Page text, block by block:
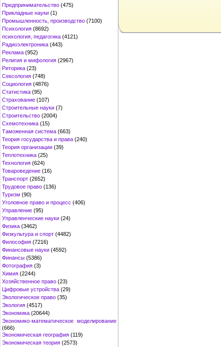
Предпринимательство (475)
Прикладные науки (1)
Промышленность, производство (7100)
Психология (8692)
психология, педагогика (4121)
Радиоэлектроника (443)
Реклама (952)
Религия и мифология (2967)
Риторика (23)
Сексология (748)
Социология (4876)
Статистика (95)
Страхование (107)
Строительные науки (7)
Строительство (2004)
Схемотехника (15)
Таможенная система (663)
Теория государства и права (240)
Теория организации (39)
Теплотехника (25)
Технология (624)
Товароведение (16)
Транспорт (2652)
Трудовое право (136)
Туризм (90)
Уголовное право и процесс (406)
Управление (95)
Управленческие науки (24)
Физика (3462)
Физкультура и спорт (4482)
Философия (7216)
Финансовые науки (4592)
Финансы (5386)
Фотография (3)
Химия (2244)
Хозяйственное право (23)
Цифровые устройства (29)
Экологическое право (35)
Экология (4517)
Экономика (20644)
Экономико-математическое моделирование
(666)
Экономическая география (119)
Экономическая теория (2573)